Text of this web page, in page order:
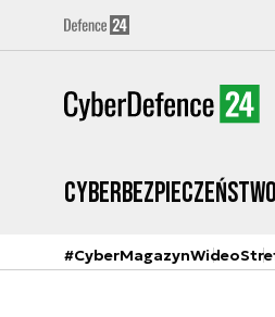
Cyberbezpieczeństwo
#CyberMagazynWideo